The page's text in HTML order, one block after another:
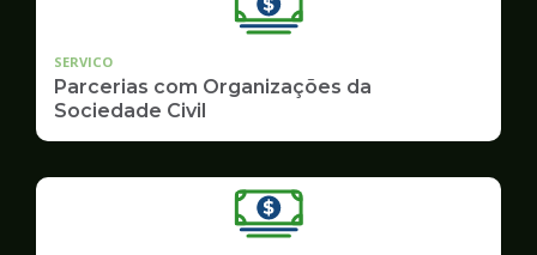
SERVICO
Parcerias com Organizações da
Sociedade Civil